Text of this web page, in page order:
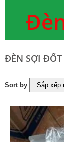
ĐÈN SỢI ĐỐT
Sort by